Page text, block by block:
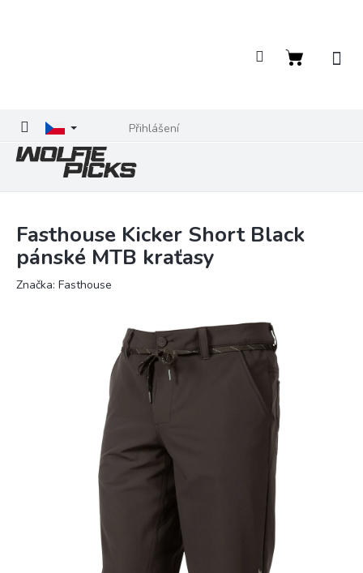
Přihlášení
Nákupní
Fasthouse Kicker Short Black
pánské MTB kraťasy
Značka: Fasthouse